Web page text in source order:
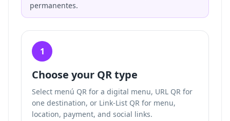
permanentes.
1
Choose your QR type
Select menú QR for a digital menu, URL QR for
one destination, or Link-List QR for menu,
location, payment, and social links.